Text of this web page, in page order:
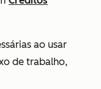
ao usar
de trabalho,